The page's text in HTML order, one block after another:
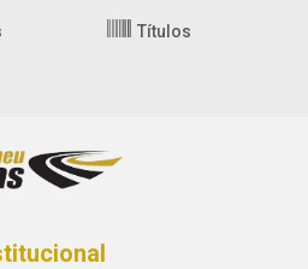
Títulos